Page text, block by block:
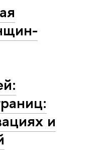
и